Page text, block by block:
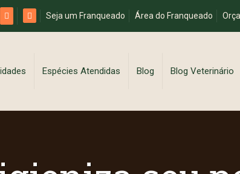
Seja um Franqueado Área do Franqueado
Espécies Atendidas Blog Blog Veterinário